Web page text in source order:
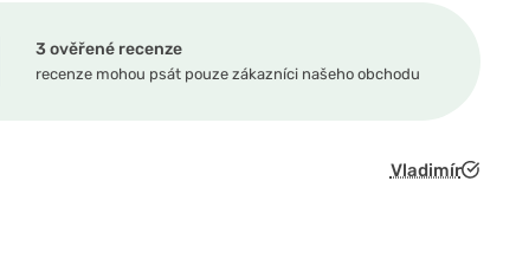
3 ověřené recenze
recenze mohou psát pouze zákazníci našeho obchodu
Vladimír